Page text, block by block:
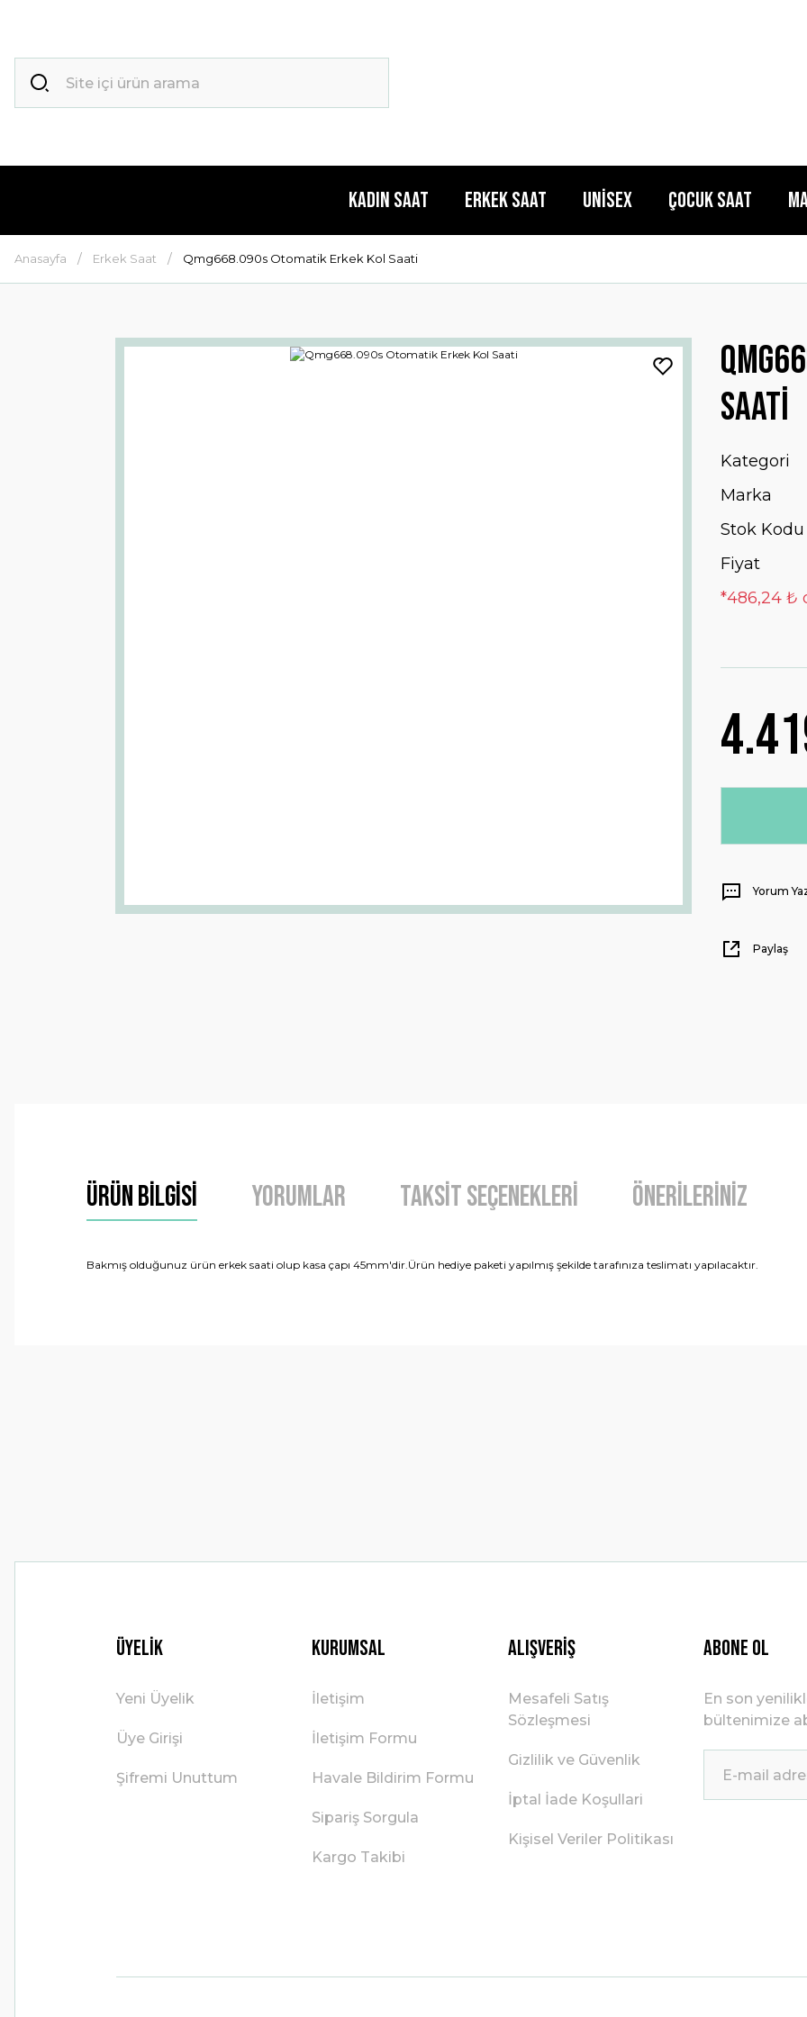
Kadın Saat Erkek Saat Unisex Çocuk Saat
Anasayfa Erkek Saat Qmg668.090s Otomatik Erkek Kol Saati
Saati
Kategori
Marka
Stok Kodu
Fiyat
*486,24 ₺
Yorum
Paylaş
Ürün Bilgisi Yorumlar Taksit Seçenekleri Önerileriniz
Bakmış olduğunuz ürün erkek saati olup kasa çapı 45mm'dir.Ürün hediye paketi yapılmış şekilde tarafınıza teslimatı yapılacaktır.
Üyelik
Yeni Üyelik
Üye Girişi
Şifremi Unuttum
Kurumsal
İletişim
İletişim Formu
Havale Bildirim Formu
Sipariş Sorgula
Kargo Takibi
Alışveriş
Mesafeli Satış
Sözleşmesi
Gizlilik ve Güvenlik
İptal İade Koşullari
Kişisel Veriler Politikası
ABONE OL
En son
bültenimize